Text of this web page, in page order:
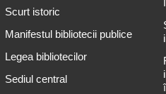
Scurt istoric
Manifestul bibliotecii publice
Legea bibliotecilor
Sediul central